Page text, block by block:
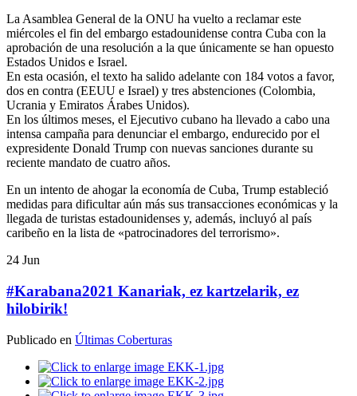
La Asamblea General de la ONU ha vuelto a reclamar este
miércoles el fin del embargo estadounidense contra Cuba con la
aprobación de una resolución a la que únicamente se han opuesto
Estados Unidos e Israel.
En esta ocasión, el texto ha salido adelante con 184 votos a favor,
dos en contra (EEUU e Israel) y tres abstenciones (Colombia,
Ucrania y Emiratos Árabes Unidos).
En los últimos meses, el Ejecutivo cubano ha llevado a cabo una
intensa campaña para denunciar el embargo, endurecido por el
expresidente Donald Trump con nuevas sanciones durante su
reciente mandato de cuatro años.
En un intento de ahogar la economía de Cuba, Trump estableció
medidas para dificultar aún más sus transacciones económicas y la
llegada de turistas estadounidenses y, además, incluyó al país
caribeño en la lista de «patrocinadores del terrorismo».
24 Jun
#Karabana2021 Kanariak, ez kartzelarik, ez
hilobirik!
Publicado en Últimas Coberturas